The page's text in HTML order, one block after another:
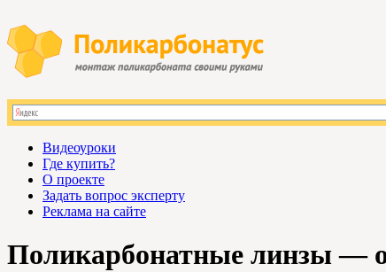
Видеоуроки
Где купить?
О проекте
Задать вопрос эксперту
Реклама на сайте
Поликарбонатные линзы —